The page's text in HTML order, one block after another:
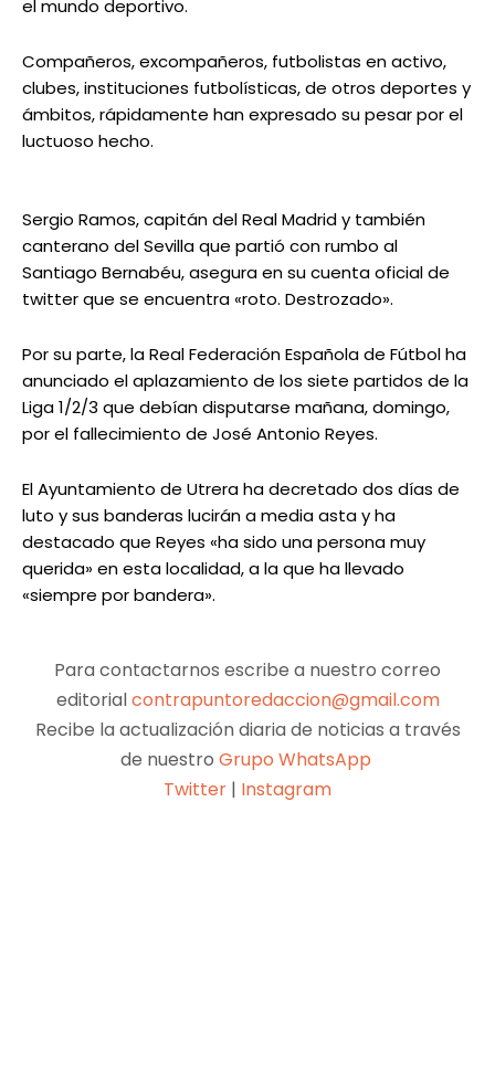
el mundo deportivo.
Compañeros, excompañeros, futbolistas en activo,
clubes, instituciones futbolísticas, de otros deportes y
ámbitos, rápidamente han expresado su pesar por el
luctuoso hecho.
Sergio Ramos, capitán del Real Madrid y también
canterano del Sevilla que partió con rumbo al
Santiago Bernabéu, asegura en su cuenta oficial de
twitter que se encuentra «roto. Destrozado».
Por su parte, la Real Federación Española de Fútbol ha
anunciado el aplazamiento de los siete partidos de la
Liga 1/2/3 que debían disputarse mañana, domingo,
por el fallecimiento de José Antonio Reyes.
El Ayuntamiento de Utrera ha decretado dos días de
luto y sus banderas lucirán a media asta y ha
destacado que Reyes «ha sido una persona muy
querida» en esta localidad, a la que ha llevado
«siempre por bandera».
Para contactarnos escribe a nuestro correo
editorialcontrapuntoredaccion@gmail.com
Recibe la actualización diaria de noticias a través
de nuestro Grupo WhatsApp
Twitter | Instagram